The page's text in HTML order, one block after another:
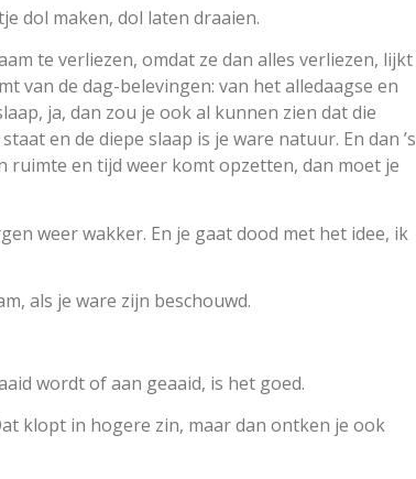
dol maken, dol laten draaien.
te verliezen, omdat ze dan alles verliezen, lijkt
van de dag-belevingen: van het alledaagse en
ja, dan zou je ook al kunnen zien dat die
en de diepe slaap is je ware natuur. En dan ’s
ruimte en tijd weer komt opzetten, dan moet je
weer wakker. En je gaat dood met het idee, ik
als je ware zijn beschouwd.
wordt of aan geaaid, is het goed.
klopt in hogere zin, maar dan ontken je ook